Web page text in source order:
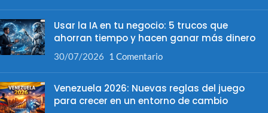
Usar la IA en tu negocio: 5 trucos que
ahorran tiempo y hacen ganar más dinero
30/07/2026 1 Comentario
Venezuela 2026: Nuevas reglas del juego
para crecer en un entorno de cambio